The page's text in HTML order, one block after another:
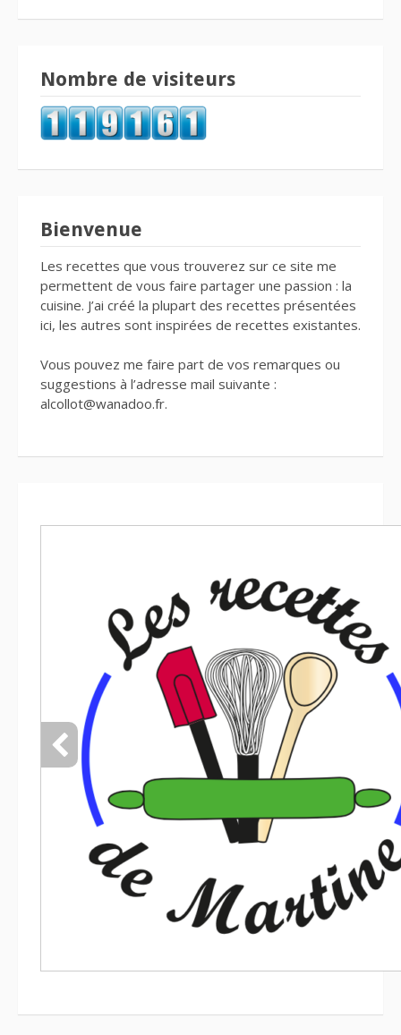
Nombre de visiteurs
Bienvenue
Les recettes que vous trouverez sur ce site me
permettent de vous faire partager une passion : la
cuisine. J’ai créé la plupart des recettes présentées
ici, les autres sont inspirées de recettes existantes.
Vous pouvez me faire part de vos remarques ou
suggestions à l’adresse mail suivante :
alcollot@wanadoo.fr.